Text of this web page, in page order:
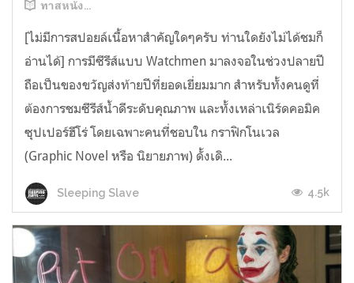
ทาสหนัง...
[ไม่มีการสปอยล์เนื้อหาสำคัญใดๆครับ ท่านใดยังไม่ได้ชมก็
อ่านได้] การมีซีรีส์แบบ Watchmen มาลงจอในช่วงปลายปี
ถือเป็นของขวัญส่งท้ายปีที่ยอดเยี่ยมมาก สำหรับทั้งคนดูที่
ต้องการชมซีรีส์น้ำดีระดับคุณภาพ และทั้งเหล่าเนิร์ดคอมิค
ซุปเปอร์ฮีโร่ โดยเฉพาะคนที่ชอบใน กราฟิกโนเวล
(Graphic Novel หรือ นิยายภาพ) ดั้งเดิ...
Sleeping Slave 4.5k